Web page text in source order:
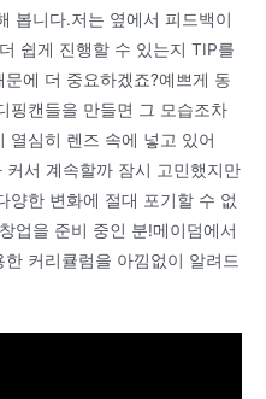
봅니다.저는 옆에서 피드백이
쉽게 진행할 수 있는지 TIP를
에 더 중요하겠죠?예쁘게 동
핑캔들을 만들면 그 모습조차
열심히 렌즈 속에 넣고 있어
서 계속할까 잠시 고민했지만
양한 변화에 절대 포기할 수 없
업을 준비 중인 분!메이덤에서
커리큘럼을 아낌없이 알려드